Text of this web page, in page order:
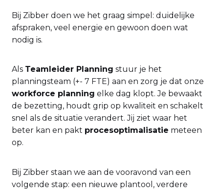
Bij Zibber doen we het graag simpel: duidelijke
afspraken, veel energie en gewoon doen wat
nodig is.
Als Teamleider Planning stuur je het
planningsteam (+- 7 FTE) aan en zorg je dat onze
workforce planning elke dag klopt. Je bewaakt
de bezetting, houdt grip op kwaliteit en schakelt
snel als de situatie verandert. Jij ziet waar het
beter kan en pakt procesoptimalisatie meteen
op.
Bij Zibber staan we aan de vooravond van een
volgende stap: een nieuwe plantool, verdere